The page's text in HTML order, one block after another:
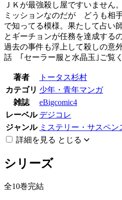
ＪＫが最強殺し屋ですいません
ミッションなのだが どうも相
で知ってる模様。果たして占い
とギーチョンが任務を達成する
過去の事件も浮上して殺しの意
話 ｢セーラー服と水晶玉｣ご覧く
著者
トータス杉村
カテゴリ 少年・青年マンガ
雑誌
eBigcomic4
レーベル デジコレ
ジャンル ミステリー・サスペン
詳細を見る とじる
シリーズ
全10巻完結